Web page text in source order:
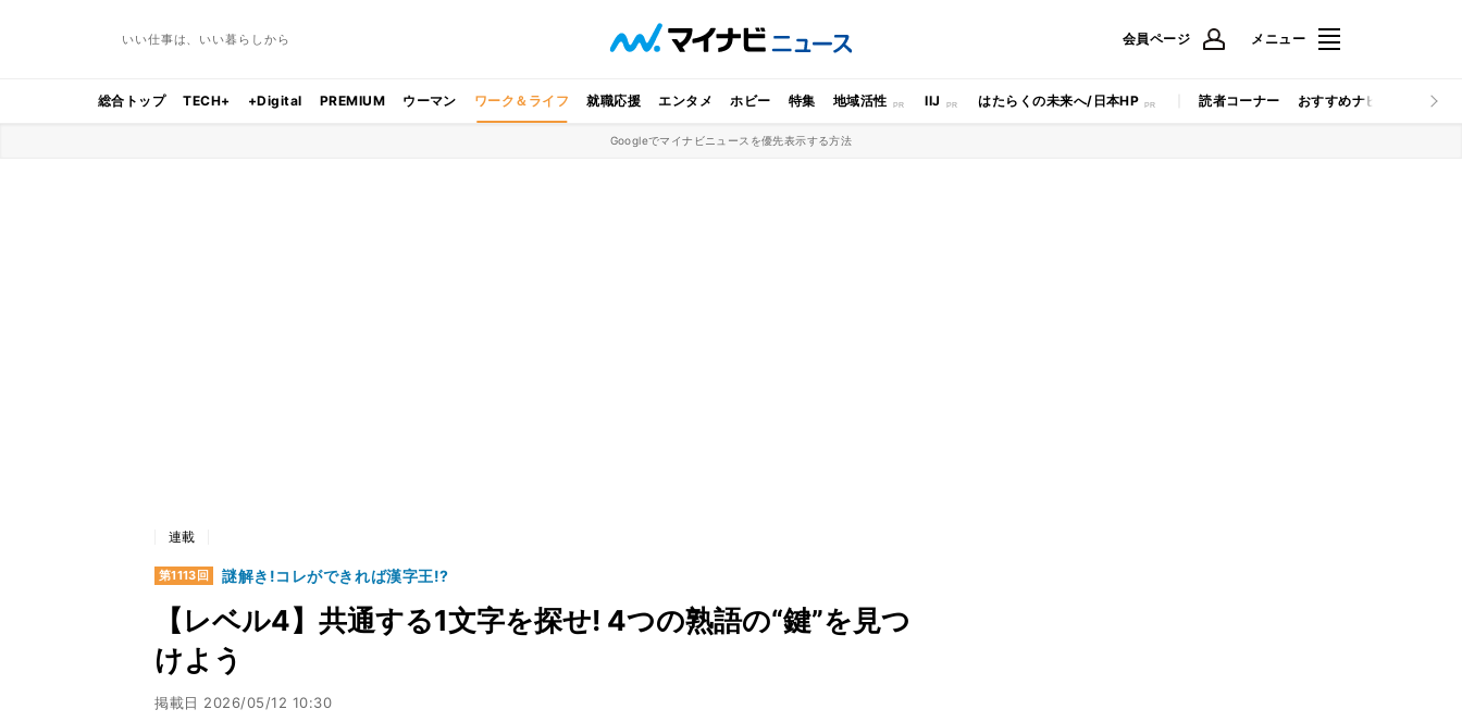
いい仕事は、いい暮らしから 会員ページ メニュー
総合トップ TECH+ +Digital PREMIUM ウーマン ワーク＆ライフ 就職応援 エンタメ ホビー 特集 地域活性 IIJ はたらくの未来へ/日本HP 読者コーナー おすすめナビ マイナビ
Googleでマイナビニュースを優先表示する方法
連載
第1113回 謎解き!コレができれば漢字王!?
【レベル4】共通する1文字を探せ! 4つの熟語の“鍵”を見つ
けよう
掲載日 2026/05/12 10:30